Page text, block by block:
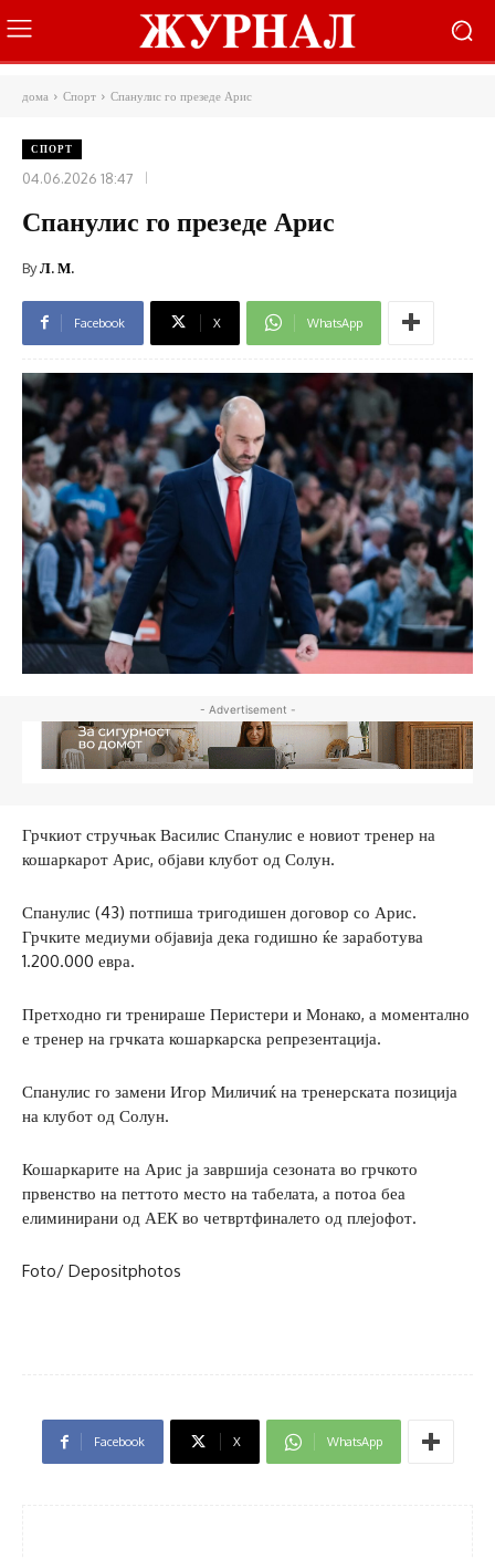
дома Спорт Спанулис го презеде Арис
СПОРТ
04.06.2026 18:47
Спанулис го презеде Арис
ByЛ. М.
Facebook X WhatsApp
- Advertisement -
Грчкиот стручњак Василис Спанулис е новиот тренер на
кошаркарот Арис, објави клубот од Солун.
Спанулис (43) потпиша тригодишен договор со Арис.
Грчките медиуми објавија дека годишно ќе заработува
1.200.000 евра.
Претходно ги тренираше Перистери и Монако, а моментално
е тренер на грчката кошаркарска репрезентација.
Спанулис го замени Игор Миличиќ на тренерската позиција
на клубот од Солун.
Кошаркарите на Арис ја завршија сезоната во грчкото
првенство на петтото место на табелата, а потоа беа
елиминирани од АЕК во четвртфиналето од плејофот.
Foto/ Depositphotos
Facebook X WhatsApp